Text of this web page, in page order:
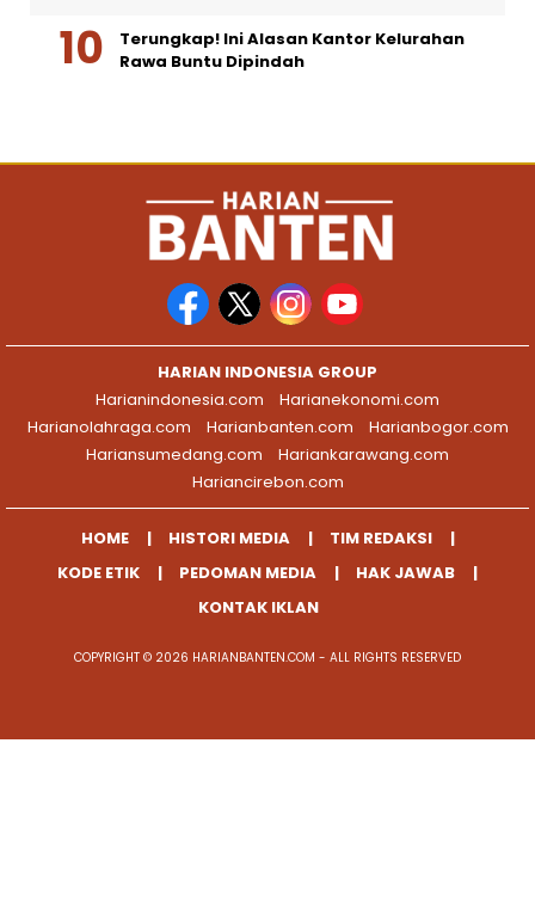
Terungkap! Ini Alasan Kantor Kelurahan
Rawa Buntu Dipindah
HARIAN INDONESIA GROUP
Harianindonesia.com
Harianekonomi.com
Harianolahraga.com
Harianbanten.com
Harianbogor.com
Hariansumedang.com
Hariankarawang.com
Hariancirebon.com
HOME HISTORI MEDIA
TIM REDAKSI
KODE ETIK
PEDOMAN MEDIA
HAK JAWAB
KONTAK IKLAN
COPYRIGHT © 2026 HARIANBANTEN.COM - ALL RIGHTS RESERVED